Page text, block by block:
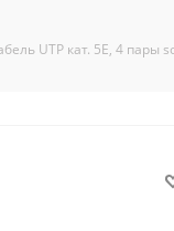
UTP кат. 5E, 4 пары